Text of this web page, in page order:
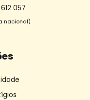
057
nacional)